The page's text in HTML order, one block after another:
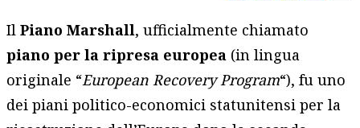
IlPiano Marshall, ufficialmente chiamato
piano per la ripresa europea (in lingua
originale “European Recovery Program“), fu uno
dei piani politico-economici statunitensi per la